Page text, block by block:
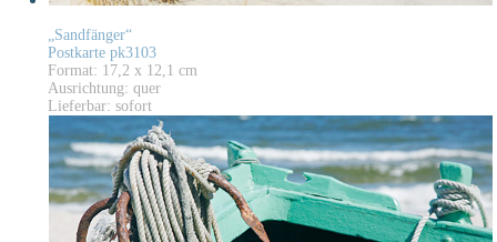
„Sandfänger“
Postkarte pk3103
Format: 17,2 x 12,1 cm
Ausrichtung: quer
Lieferbar: sofort